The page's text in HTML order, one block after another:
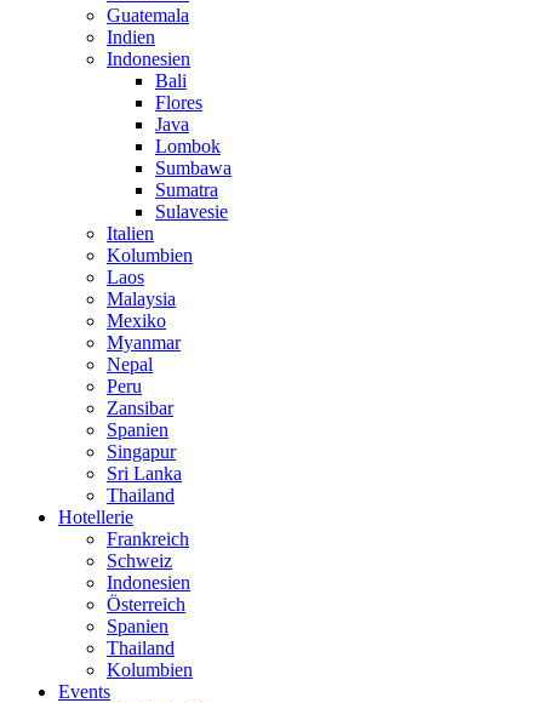
Guatemala
Indien
Indonesien
Bali
Flores
Java
Lombok
Sumbawa
Sumatra
Sulavesie
Italien
Kolumbien
Laos
Malaysia
Mexiko
Myanmar
Nepal
Peru
Zansibar
Spanien
Singapur
Sri Lanka
Thailand
Hotellerie
Frankreich
Schweiz
Indonesien
Österreich
Spanien
Thailand
Kolumbien
Events